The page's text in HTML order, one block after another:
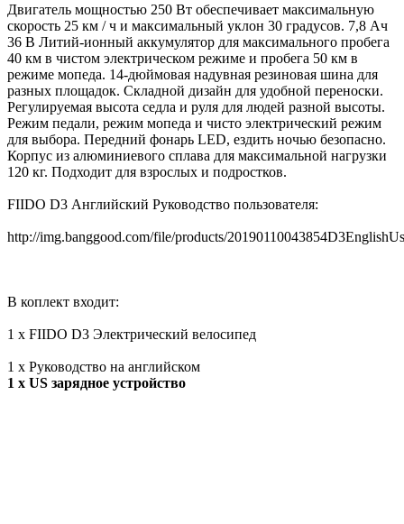
Двигатель мощностью 250 Вт обеспечивает максимальную
скорость 25 км / ч и максимальный уклон 30 градусов. 7,8 Ач
36 В Литий-ионный аккумулятор для максимального пробега
40 км в чистом электрическом режиме и пробега 50 км в
режиме мопеда. 14-дюймовая надувная резиновая шина для
разных площадок. Складной дизайн для удобной переноски.
Регулируемая высота седла и руля для людей разной высоты.
Режим педали, режим мопеда и чисто электрический режим
для выбора. Передний фонарь LED, ездить ночью безопасно.
Корпус из алюминиевого сплава для максимальной нагрузки
120 кг. Подходит для взрослых и подростков.
FIIDO D3 Английский Руководство пользователя:
http://img.banggood.com/file/products/
В коплект входит:
1 х FIIDO D3 Электрический велосипед
1 x Руководство на английском
1 х US зарядное устройство